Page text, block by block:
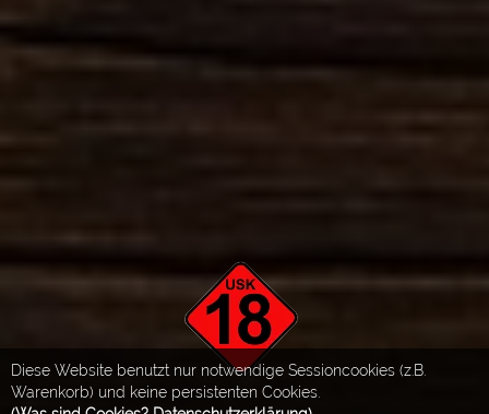
Diese Website benutzt nur notwendige Sessioncookies (z.B.
Warenkorb) und keine persistenten Cookies.